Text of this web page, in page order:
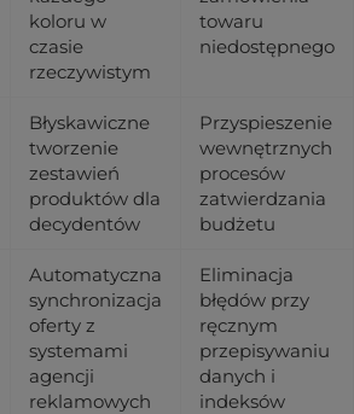
koloru w
czasie
rzeczywistym
towaru
niedostępnego
Błyskawiczne
tworzenie
zestawień
produktów dla
decydentów
Przyspieszenie
wewnętrznych
procesów
zatwierdzania
budżetu
Automatyczna
synchronizacja
oferty z
systemami
agencji
reklamowych
Eliminacja
błędów przy
ręcznym
przepisywaniu
danych i
indeksów